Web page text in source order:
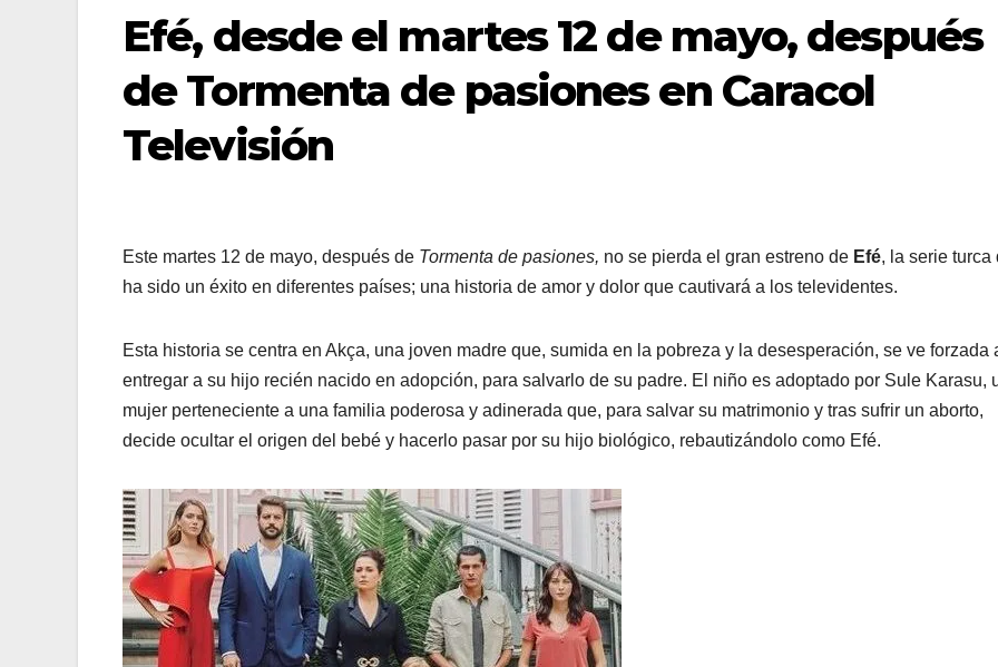
Efé, desde el martes 12 de mayo, después
de Tormenta de pasiones en Caracol
Televisión
Este martes 12 de mayo, después de Tormenta de pasiones, no se pierda el gran estreno de Efé, la serie turca
ha sido un éxito en diferentes países; una historia de amor y dolor que cautivará a los televidentes.
Esta historia se centra en Akça, una joven madre que, sumida en la pobreza y la desesperación, se ve forzada
entregar a su hijo recién nacido en adopción, para salvarlo de su padre. El niño es adoptado por Sule Karasu,
mujer perteneciente a una familia poderosa y adinerada que, para salvar su matrimonio y tras sufrir un aborto,
decide ocultar el origen del bebé y hacerlo pasar por su hijo biológico, rebautizándolo como Efé.